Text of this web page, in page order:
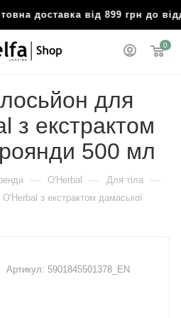
доставка від 899 грн до
0
для
з екстрактом
500 мл
— O'Herbal — Для тіла —
з екстрактом дамаської
Артикул: 5901845501378_EN